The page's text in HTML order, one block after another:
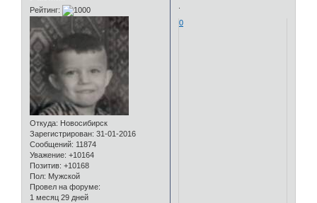
Рейтинг:
Откуда: Новосибирск
Зарегистрирован: 31-01-2016
Сообщений: 11874
Уважение: +10164
Позитив: +10168
Пол: Мужской
Провел на форуме:
1 месяц 29 дней
0